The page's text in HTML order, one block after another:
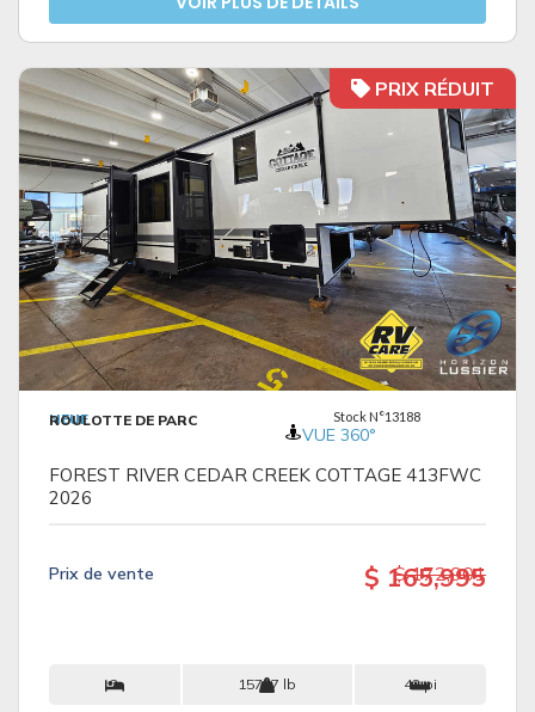
PRIX RÉDUIT
VOIR LES DÉTAILS
NEUF
ROULOTTE DE PARC
VUE 360°
Stock N°13188
FOREST RIVER CEDAR CREEK COTTAGE 413FWC
2026
Prix ​​de vente $ 172,901
$ 165,995
2 15727 lb 42 pi